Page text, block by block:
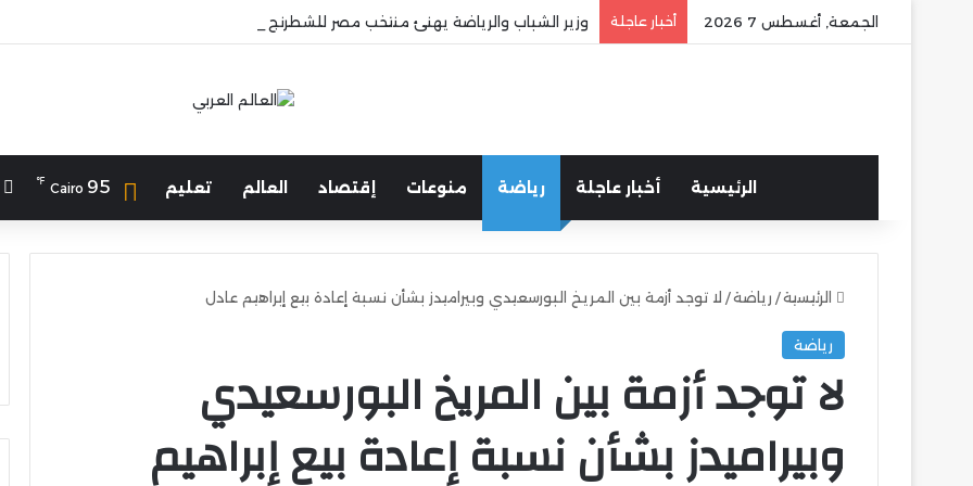
الجمعة, أغسطس 7 2026 أخبار عاجلة وزير الشباب والرياضة يهنئ منتخب مصر للشطرنج
الرئيسية أخبار عاجلة رياضة منوعات إقتصاد العالم تعليم Cairo 95
℉
الرئيسية/ رياضة/ لا توجد أزمة بين المريخ البورسعيدي وبيراميدز بشأن نسبة إعادة بيع إبراهيم عادل
رياضة
لا توجد أزمة بين المريخ البورسعيدي
وبيراميدز بشأن نسبة إعادة بيع إبراهيم